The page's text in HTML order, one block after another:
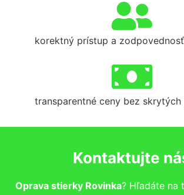
korektný prístup a
transparentné ceny bez
Kontaktujte
Oprava stierky Rovinka? Hľadáte na